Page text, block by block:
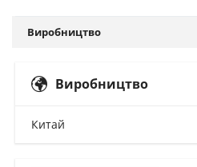
Виробництво
Виробництво
Китай